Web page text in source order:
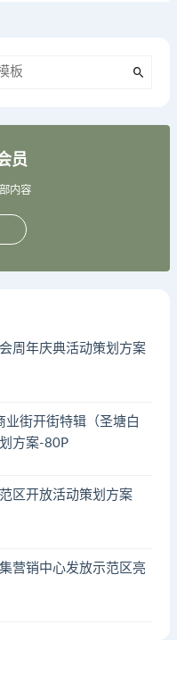
员
内容
周年庆典活动策划方案
业街开街特辑（圣塘白
方案-80P
区开放活动策划方案
营销中心发放示范区亮